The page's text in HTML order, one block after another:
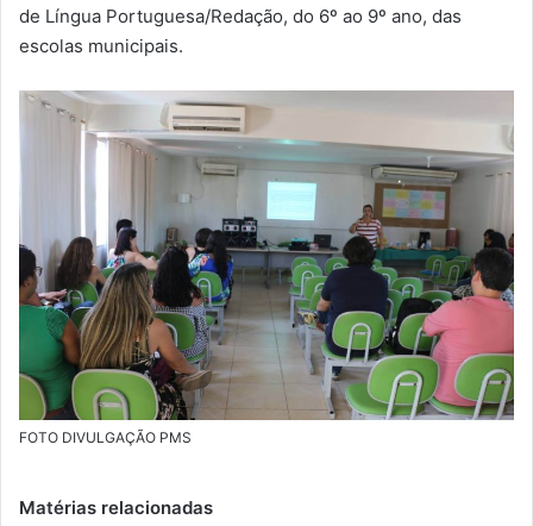
i
l
de Língua Portuguesa/Redação, do 6º ao 9º ano, das
escolas municipais.
FOTO DIVULGAÇÃO PMS
Matérias relacionadas